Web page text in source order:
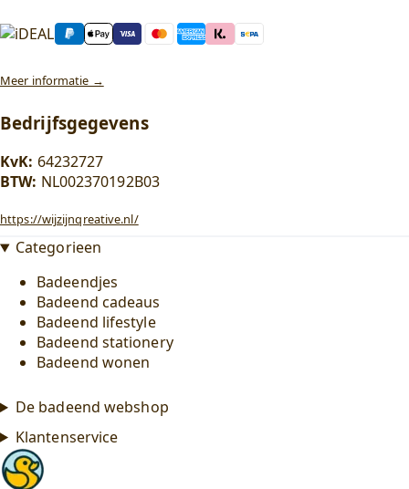
Meer informatie →
Bedrijfsgegevens
KvK: 64232727
BTW: NL002370192B03
https://wijzijnqreative.nl/
Categorieen
Badeendjes
Badeend cadeaus
Badeend lifestyle
Badeend stationery
Badeend wonen
De badeend webshop
Klantenservice